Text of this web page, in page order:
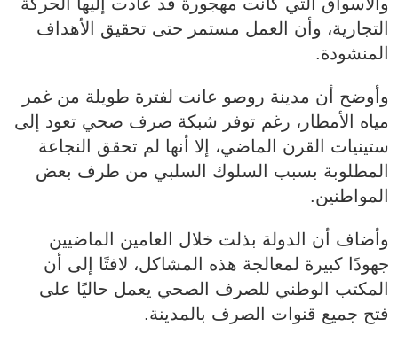
التجارية، وأن العمل مستمر حتى تحقيق الأهداف
المنشودة.
وأوضح أن مدينة روصو عانت لفترة طويلة من غمر
مياه الأمطار، رغم توفر شبكة صرف صحي تعود إلى
ستينيات القرن الماضي، إلا أنها لم تحقق النجاعة
المطلوبة بسبب السلوك السلبي من طرف بعض
المواطنين.
وأضاف أن الدولة بذلت خلال العامين الماضيين
جهودًا كبيرة لمعالجة هذه المشاكل، لافتًا إلى أن
المكتب الوطني للصرف الصحي يعمل حاليًا على
فتح جميع قنوات الصرف بالمدينة.